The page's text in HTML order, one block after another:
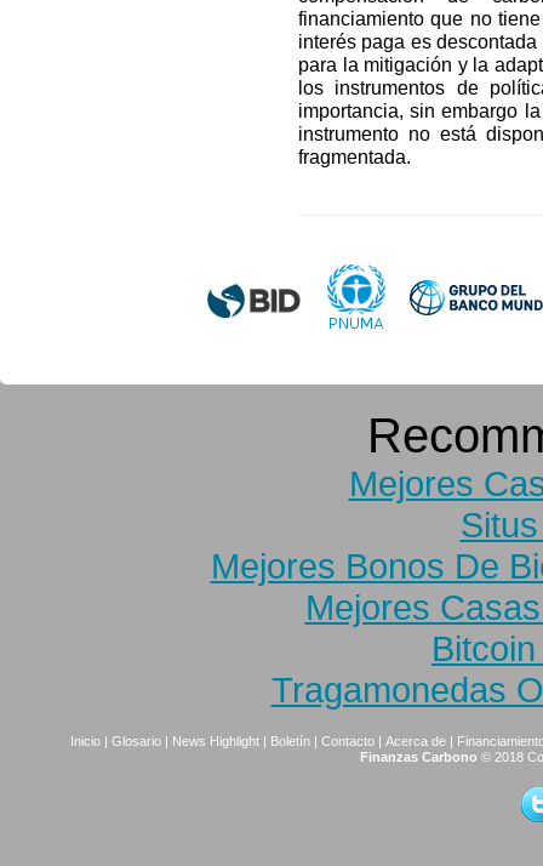
financiamiento que no
interés paga es
para la mitigación y la
los instrumentos de
importancia, sin embargo
instrumento no está
fragmentada.
Mejores
Mejores Bonos De
Mejores
Tragamonedas
Inicio | Glosario | News Highlight | Boletín | Contacto | Acerca de |
Finanzas Carbono © 2018